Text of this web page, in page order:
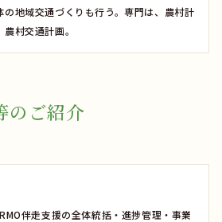
の地域交通づくりも行う。専門は、農村計
農村交通計画。
のご紹介
伴走支援の全体統括・進捗管理・事業